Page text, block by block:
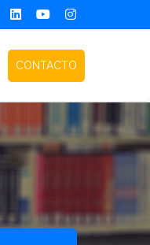
CONTACTO